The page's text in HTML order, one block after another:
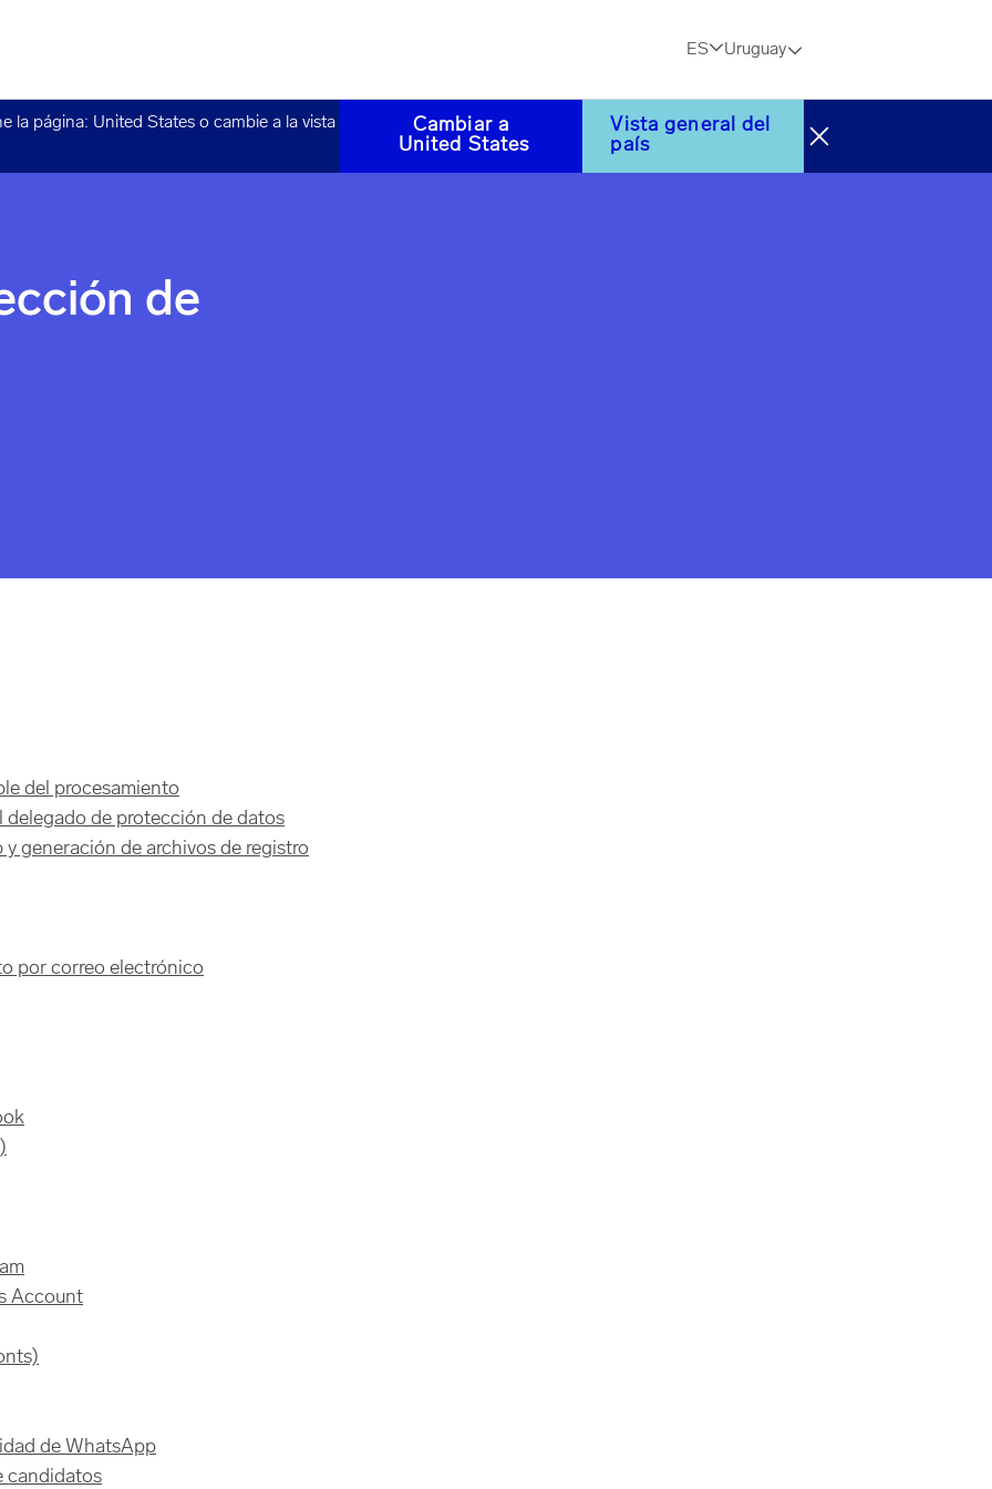
ES Uruguay
la página: United States o cambie a la vista
Cambiar a
United States
Vista general del
país
de
del procesamiento
de protección de datos
generación de archivos de registro
por correo electrónico
Account
de WhatsApp
candidatos